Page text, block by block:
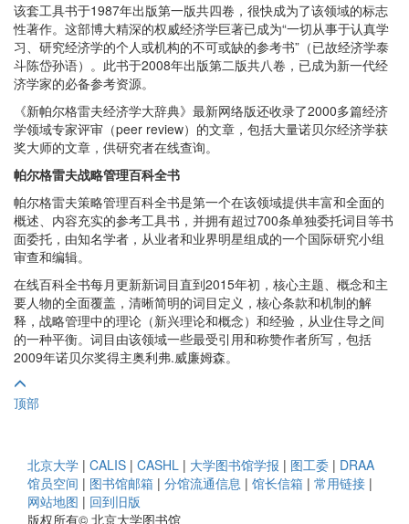
该套工具书于1987年出版第一版共四卷，很快成为了该领域的标志
性著作。这部博大精深的权威经济学巨著已成为“一切从事于认真学
习、研究经济学的个人或机构的不可或缺的参考书”（已故经济学泰
斗陈岱孙语）。此书于2008年出版第二版共八卷，已成为新一代经
济学家的必备参考资源。
《新帕尔格雷夫经济学大辞典》最新网络版还收录了2000多篇经济
学领域专家评审（peer review）的文章，包括大量诺贝尔经济学获
奖大师的文章，供研究者在线查询。
帕尔格雷夫战略管理百科全书
帕尔格雷夫策略管理百科全书是第一个在该领域提供丰富和全面的
概述、内容充实的参考工具书，并拥有超过700条单独委托词目等书
面委托，由知名学者，从业者和业界明星组成的一个国际研究小组
审查和编辑。
在线百科全书每月更新新词目直到2015年初，核心主题、概念和主
要人物的全面覆盖，清晰简明的词目定义，核心条款和机制的解
释，战略管理中的理论（新兴理论和概念）和经验，从业住导之间
的一种平衡。词目由该领域一些最受引用和称赞作者所写，包括
2009年诺贝尔奖得主奥利弗.威廉姆森。
顶部
北京大学 | CALIS | CASHL | 大学图书馆学报 | 图工委 | DRAA
馆员空间 | 图书馆邮箱 | 分馆流通信息 | 馆长信箱 | 常用链接 |
网站地图 | 回到旧版
版权所有© 北京大学图书馆